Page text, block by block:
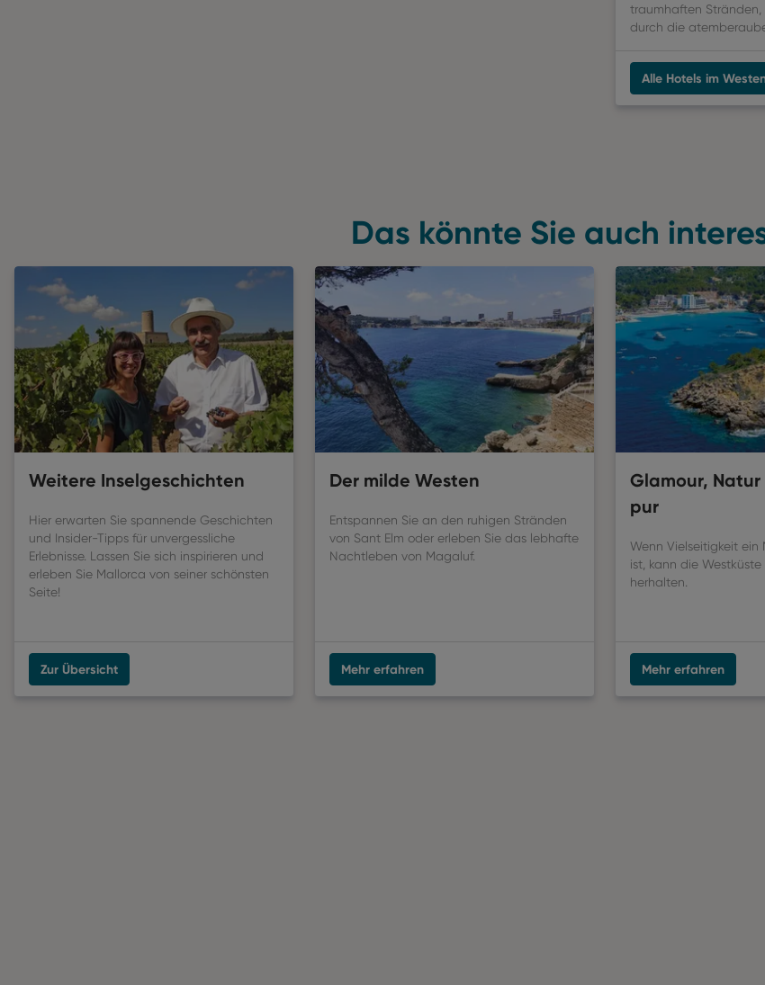
traumhaften Stränden,
durch die
Alle Hotels im
Das könnte Sie auch
Weitere Inselgeschichten
Hier erwarten Sie spannende Geschichten
und Insider-Tipps für unvergessliche
Erlebnisse. Lassen Sie sich inspirieren und
erleben Sie Mallorca von seiner schönsten
Seite!
Zur Übersicht
Der milde Westen
Entspannen Sie an den ruhigen Stränden
von Sant Elm oder erleben Sie das lebhafte
Nachtleben von Magaluf.
Mehr erfahren
Glamour,
pur
Wenn Vielseitigkeit ein
ist, kann die
herhalten.
Mehr erfahren